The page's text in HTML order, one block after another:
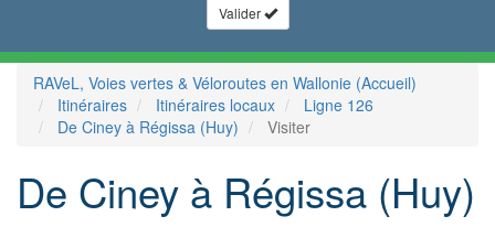
Valider
RAVeL, Voies vertes & Véloroutes en Wallonie (Accueil)
Itinéraires
Itinéraires locaux
Ligne 126
De Ciney à Régissa (Huy)
Visiter
De Ciney à Régissa (Huy)